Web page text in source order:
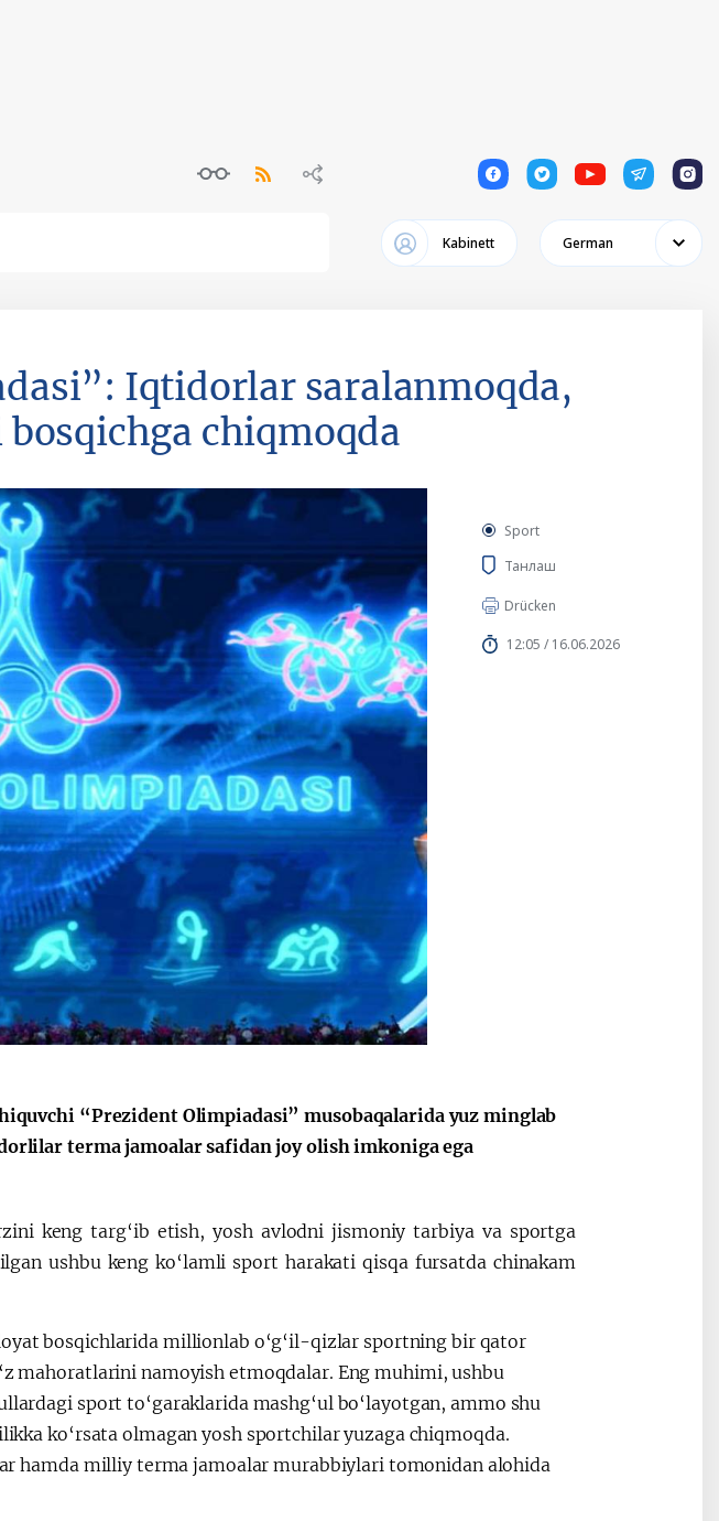
1 1 1 1 1
Kabinett German
Iqtidorlar saralanmoqda,
chiqmoqda
Sport
Танлаш
Drücken
12:05 / 16.06.2026
“Prezident Olimpiadasi” musobaqalarida yuz minglab
terma jamoalar safidan joy olish imkoniga ega
keng targ‘ib etish, yosh avlodni jismoniy tarbiya va sportga
ushbu keng ko‘lamli sport harakati qisqa fursatda chinakam
bosqichlarida millionlab o‘g‘il-qizlar sportning bir qator
mahoratlarini namoyish etmoqdalar. Eng muhimi, ushbu
sport to‘garaklarida mashg‘ul bo‘layotgan, ammo shu
ko‘rsata olmagan yosh sportchilar yuzaga chiqmoqda.
hamda milliy terma jamoalar murabbiylari tomonidan alohida